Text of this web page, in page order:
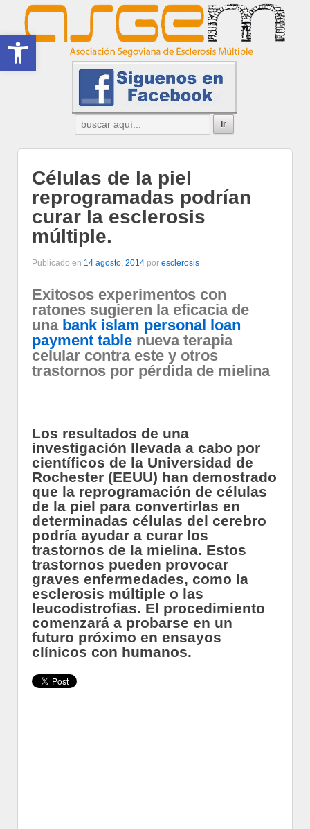
Abrir barra de herramientas
Células de la piel
reprogramadas podrían
curar la esclerosis
múltiple.
Publicado en 14 agosto, 2014 por esclerosis
Exitosos experimentos con
ratones sugieren la eficacia de
una bank islam personal loan
payment table nueva terapia
celular contra este y otros
trastornos por pérdida de mielina
Los resultados de una
investigación llevada a cabo por
científicos de la Universidad de
Rochester (EEUU) han demostrado
que la reprogramación de células
de la piel para convertirlas en
determinadas células del cerebro
podría ayudar a curar los
trastornos de la mielina. Estos
trastornos pueden provocar
graves enfermedades, como la
esclerosis múltiple o las
leucodistrofias. El procedimiento
comenzará a probarse en un
futuro próximo en ensayos
clínicos con humanos.